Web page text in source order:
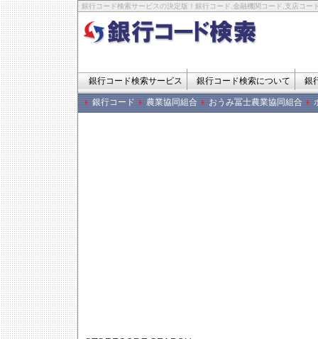
銀行コード検索サービスの決定版！銀行コード,金融機関コード,支店コー
銀行コード検索サービス 銀行コード検索について 銀
銀行コード 農業協同組合 おうみ冨士農業協同組合